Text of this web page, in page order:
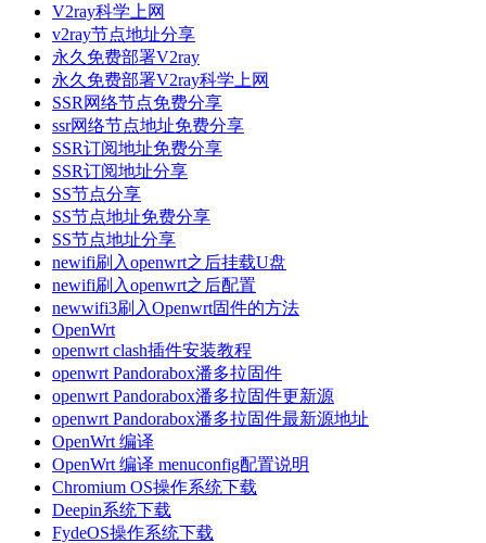
V2ray科学上网
v2ray节点地址分享
永久免费部署V2ray
永久免费部署V2ray科学上网
SSR网络节点免费分享
ssr网络节点地址免费分享
SSR订阅地址免费分享
SSR订阅地址分享
SS节点分享
SS节点地址免费分享
SS节点地址分享
newifi刷入openwrt之后挂载U盘
newifi刷入openwrt之后配置
newwifi3刷入Openwrt固件的方法
OpenWrt
openwrt clash插件安装教程
openwrt Pandorabox潘多拉固件
openwrt Pandorabox潘多拉固件更新源
openwrt Pandorabox潘多拉固件最新源地址
OpenWrt 编译
OpenWrt 编译 menuconfig配置说明
Chromium OS操作系统下载
Deepin系统下载
FydeOS操作系统下载